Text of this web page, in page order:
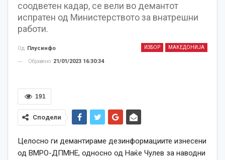
соодветен кадар, се вели во демантот
испратен од Министерството за внатрешни
работи.
ИЗБОР МАКЕДОНИЈА
Од Плусинфо
Објавено 21/01/2023 16:30:34
191
Сподели
Целосно ги демантираме дезинформациите изнесени
од ВМРО-ДПМНЕ, односно од Наќе Чулев за наводни